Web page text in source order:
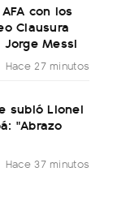
con los
Clausura
Messi
Hace 27 minutos
subió Lionel
"Abrazo
Hace 37 minutos